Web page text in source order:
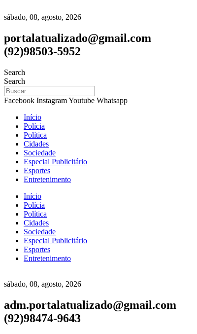
sábado, 08, agosto, 2026
portalatualizado@gmail.com
(92)98503-5952
Search
Search
Facebook InstagramYoutube Whatsapp
Início
Polícia
Política
Cidades
Sociedade
Especial Publicitário
Esportes
Entretenimento
Início
Polícia
Política
Cidades
Sociedade
Especial Publicitário
Esportes
Entretenimento
sábado, 08, agosto, 2026
adm.portalatualizado@gmail.com
(92)98474-9643